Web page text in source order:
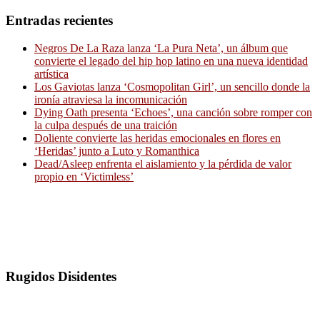
Entradas recientes
Negros De La Raza lanza ‘La Pura Neta’, un álbum que
convierte el legado del hip hop latino en una nueva identidad
artística
Los Gaviotas lanza ‘Cosmopolitan Girl’, un sencillo donde la
ironía atraviesa la incomunicación
Dying Oath presenta ‘Echoes’, una canción sobre romper con
la culpa después de una traición
Doliente convierte las heridas emocionales en flores en
‘Heridas’ junto a Luto y Romanthica
Dead/Asleep enfrenta el aislamiento y la pérdida de valor
propio en ‘Victimless’
Rugidos Disidentes